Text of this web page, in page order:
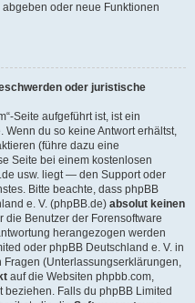
oder neue Funktionen
oder juristische
Seite aufgeführt ist, ist ein
du so keine Antwort erhältst,
(führe dazu eine
Seite bei einem kostenlosen
usw. liegt — den Support oder
Bitte beachte, dass phpBB
e. V. (phpBB.de) absolut keinen
die Benutzer der Forensoftware
herangezogen werden
oder phpBB Deutschland e. V. in
(Unterlassungserklärungen,
auf die Websiten phpbb.com,
Falls du phpBB Limited